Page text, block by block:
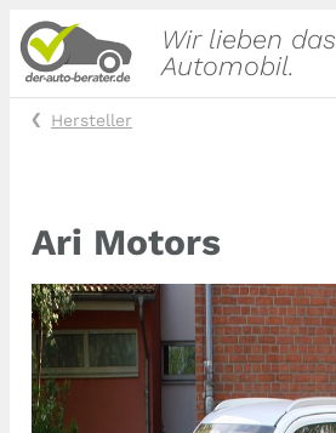
Wir lieben das
Automobil.
Hersteller
Ari Motors